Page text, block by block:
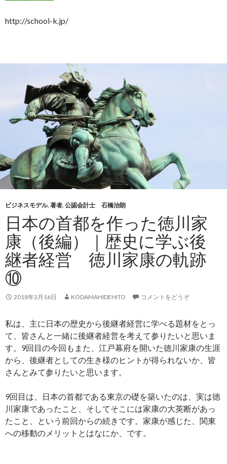
http://school-k.jp/
ビジネスモデル, 著者, 公認会計士 石橋治朗
日本の首都を作った徳川家
康（後編）｜歴史に学ぶ後
継者経営 徳川家康の軌跡
⑩
2018年3月16日 KODAMAHIDEHITO コメントをどうぞ
私は、主に日本の歴史から後継者経営に学べる題材をとっ
て、皆さんと一緒に後継者経営を考えて参りたいと思いま
す。9回目の今回もまた、江戸幕府を開いた徳川家康の生涯
から、後継者としての生き様のヒントが得られないか、皆
さんとみて参りたいと思います。
9回目は、日本の首都である東京の礎を築いたのは、実は徳
川家康であったこと、そしてそこには家康の大英断があっ
たこと、という前回からの続きです。家康が感じた、関東
への移動のメリットとはなにか、です。